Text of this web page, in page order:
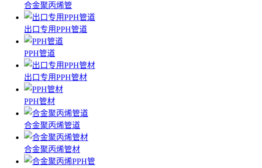
合金聚丙烯管
出口专用PPH管道
PPH管道
出口专用PPH管材
PPH管材
合金聚丙烯管道
合金聚丙烯管材